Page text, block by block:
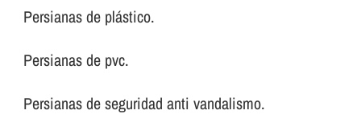
Persianas de plástico.
Persianas de pvc.
Persianas de seguridad anti vandalismo.